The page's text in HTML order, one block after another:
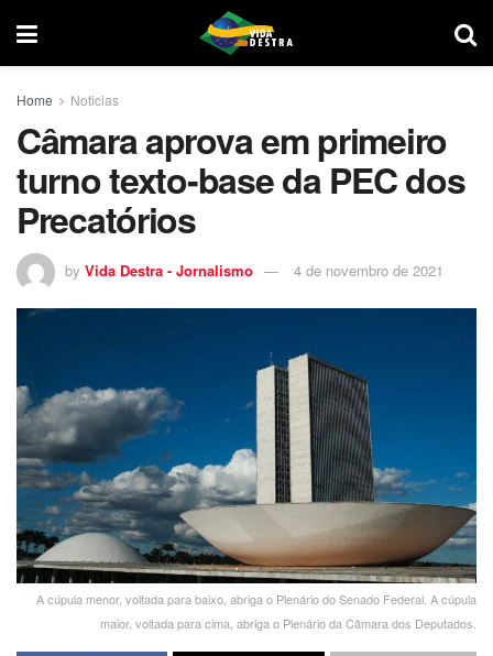
Home Noticias
Câmara aprova em primeiro
turno texto-base da PEC dos
Precatórios
by Vida Destra - Jornalismo 4 de novembro de 2021
A cúpula menor, voltada para baixo, abriga o Plenário do Senado Federal. A cúpula
maior, voltada para cima, abriga o Plenário da Câmara dos Deputados.